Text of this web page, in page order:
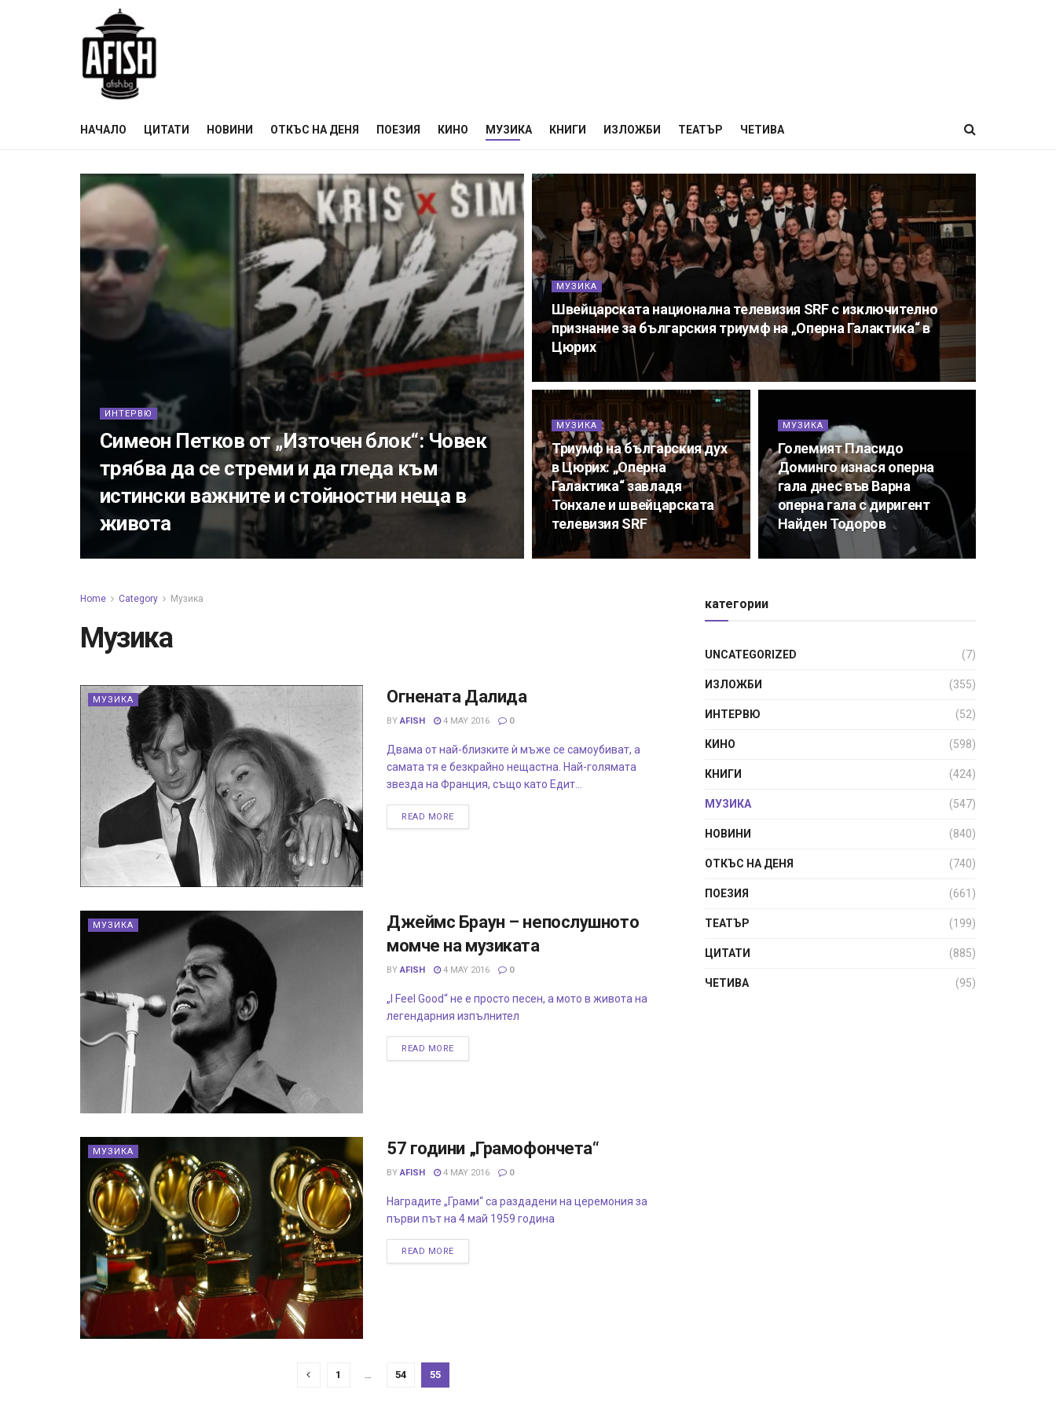
НАЧАЛО ЦИТАТИ НОВИНИ ОТКЪС НА ДЕНЯ ПОЕЗИЯ КИНО МУЗИКА КНИГИ ИЗЛОЖБИ ТЕАТЪР ЧЕТИВА
ИНТЕРВЮ
Симеон Петков от „Източен блок“: Човек
трябва да се стреми и да гледа към
истински важните и стойностни неща в
живота
МУЗИКА
Швейцарската национална телевизия SRF с изключително
признание за българския триумф на „Оперна Галактика“ в
Цюрих
МУЗИКА
Триумф на българския дух
в Цюрих: „Оперна
Галактика“ завладя
Тонхале и швейцарската
телевизия SRF
МУЗИКА
Големият Пласидо
Доминго изнася оперна
гала днес във Варна
оперна гала с диригент
Найден Тодоров
Home Category Музика
Музика
МУЗИКА Огнената Далида
BY AFISH 4 MAY 2016 0
Двама от най-близките ѝ мъже се самоубиват, а
самата тя е безкрайно нещастна. Най-голямата
звезда на Франция, също като Едит...
READ MORE
МУЗИКА
Джеймс Браун – непослушното
момче на музиката
BY AFISH 4 MAY 2016 0
„I Feel Good“ не е просто песен, а мото в живота на
легендарния изпълнител
READ MORE
МУЗИКА 57 години „Грамофончета“
BY AFISH 4 MAY 2016 0
Наградите „Грами“ са раздадени на церемония за
първи път на 4 май 1959 година
READ MORE
1 … 54 55
категории
UNCATEGORIZED (7)
ИЗЛОЖБИ (355)
ИНТЕРВЮ (52)
КИНО (598)
КНИГИ (424)
МУЗИКА (547)
НОВИНИ (840)
ОТКЪС НА ДЕНЯ (740)
ПОЕЗИЯ (661)
ТЕАТЪР (199)
ЦИТАТИ (885)
ЧЕТИВА (95)